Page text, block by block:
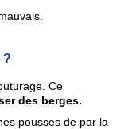
?
Ce
des berges.
pousses de par la